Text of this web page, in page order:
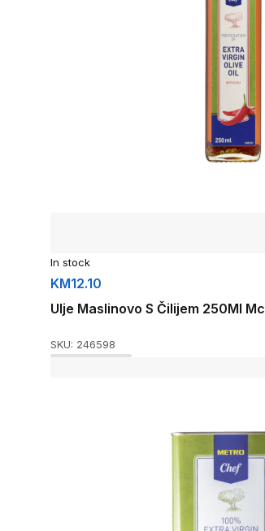
In stock
KM12.10
Ulje Maslinovo S Čilijem 250Ml Mc
SKU: 246598